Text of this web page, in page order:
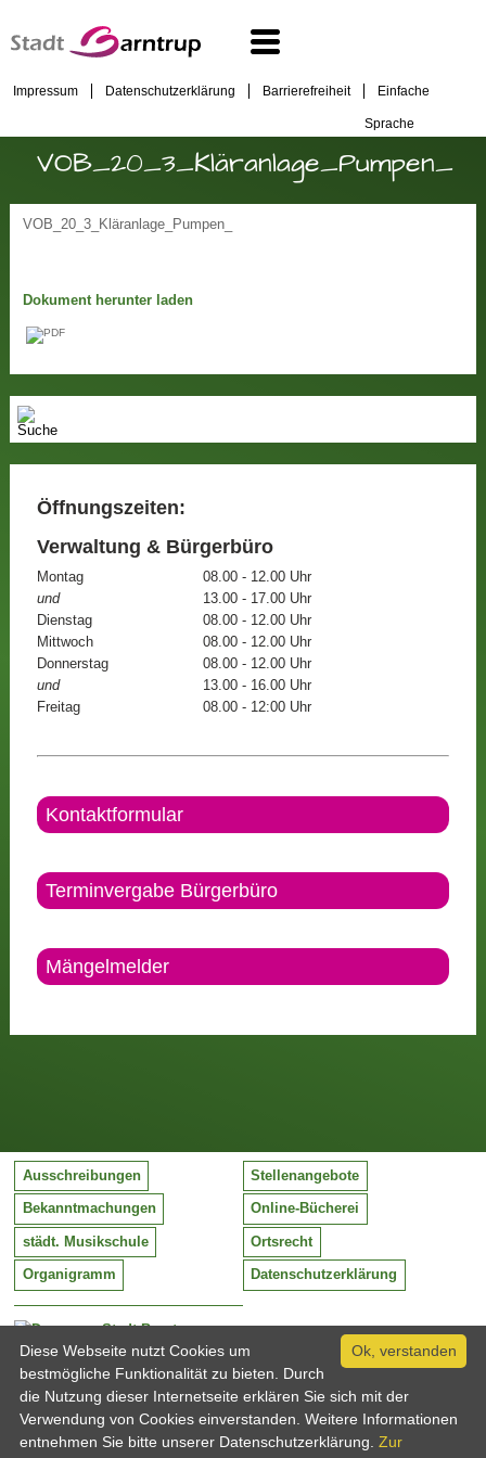
Impressum Datenschutzerklärung Barrierefreiheit Einfache
Sprache
VOB_20_3_Kläranlage_Pumpen_
VOB_20_3_Kläranlage_Pumpen_
Dokument herunter laden
Öffnungszeiten:
Verwaltung & Bürgerbüro
Montag
08.00 - 12.00 Uhr
und
13.00 - 17.00 Uhr
Dienstag
08.00 - 12.00 Uhr
Mittwoch
08.00 - 12.00 Uhr
Donnerstag
08.00 - 12.00 Uhr
und
13.00 - 16.00 Uhr
Freitag
08.00 - 12:00 Uhr
Kontaktformular
Terminvergabe Bürgerbüro
Mängelmelder
Stadt Barntrup
Mittelstraße 38
32683 Barntrup
Tel:
Email:
05263 / 409-0
info@barntrup.de
Ausschreibungen Stellenangebote
Bekanntmachungen Online-Bücherei
städt. Musikschule Ortsrecht
Organigramm Datenschutzerklärung
Ok, verstanden
Diese Webseite nutzt Cookies um
bestmögliche Funktionalität zu bieten. Durch
die Nutzung dieser Internetseite erklären Sie sich mit der
Verwendung von Cookies einverstanden. Weitere Informationen
entnehmen Sie bitte unserer Datenschutzerklärung. Zur